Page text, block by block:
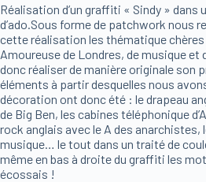
Réalisation d’un graffiti « Sindy » dans
d’ado.Sous forme de patchwork nous
cette réalisation les thématique chères
Amoureuse de Londres, de musique et
donc réaliser de manière originale son
éléments à partir desquelles nous
décoration ont donc été : le drapeau
de Big Ben, les cabines téléphonique
rock anglais avec le A des anarchistes,
musique… le tout dans un traité de
même en bas à droite du graffiti les
écossais !